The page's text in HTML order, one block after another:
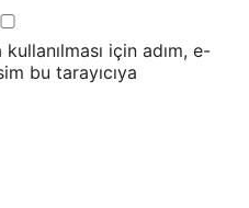
için adım, e-
bu tarayıcıya